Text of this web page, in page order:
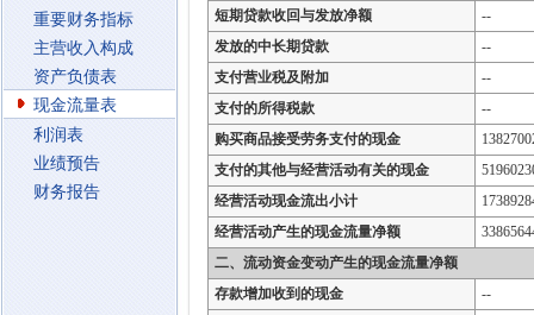
重要财务指标
主营收入构成
资产负债表
现金流量表
利润表
业绩预告
财务报告
短期贷款收回与发放净额
--
发放的中长期贷款
--
支付营业税及附加
--
支付的所得税款
--
购买商品接受劳务支付的现金
支付的其他与经营活动有关的现金
经营活动现金流出小计
经营活动产生的现金流量净额
二、流动资金变动产生的现金流量净额
存款增加收到的现金
--